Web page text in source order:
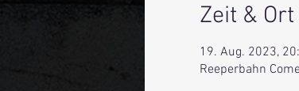
Zeit & Ort
19. Aug. 2023,
Reeperbahn